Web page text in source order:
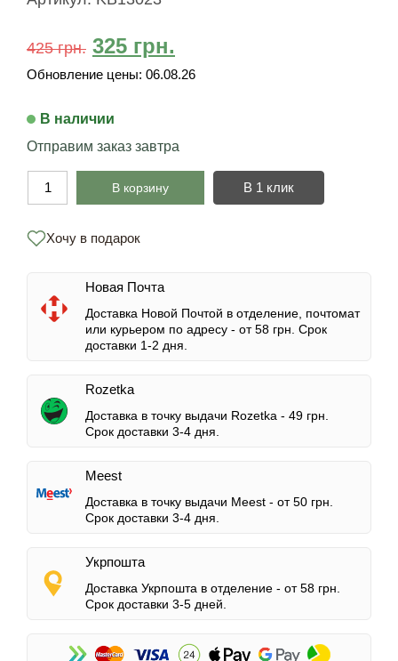
425грн. 325 грн.
Обновление цены: 06.08.26
В наличии
Отправим заказ завтра
В корзину В 1 клик
Хочу в подарок
Новая Почта
Доставка Новой Почтой в отделение, почтомат
или курьером по адресу - от 58 грн. Срок
доставки 1-2 дня.
Rozetka
Доставка в точку выдачи Rozetka - 49 грн.
Срок доставки 3-4 дня.
Meest
Доставка в точку выдачи Meest - от 50 грн.
Срок доставки 3-4 дня.
Укрпошта
Доставка Укрпошта в отделение - от 58 грн.
Срок доставки 3-5 дней.